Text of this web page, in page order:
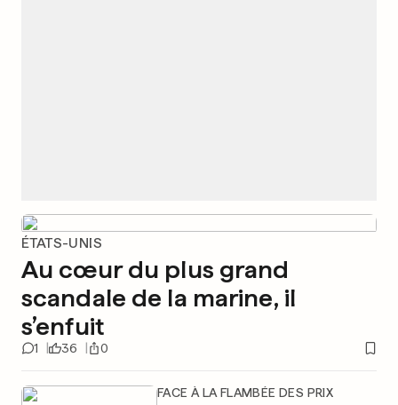
ÉTATS-UNIS
Au cœur du plus grand
scandale de la marine, il
s’enfuit
1 36 0
FACE À LA FLAMBÉE DES PRIX